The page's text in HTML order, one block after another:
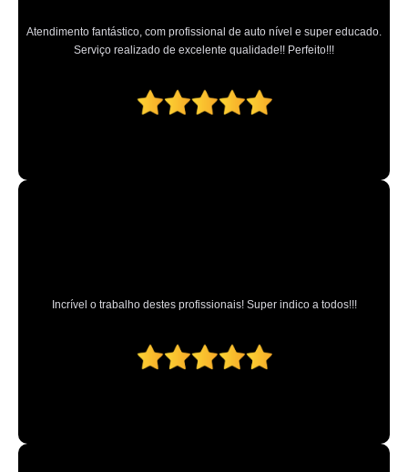
Atendimento fantástico, com profissional de auto nível e super educado.
Serviço realizado de excelente qualidade!! Perfeito!!!
Incrível o trabalho destes profissionais! Super indico a todos!!!